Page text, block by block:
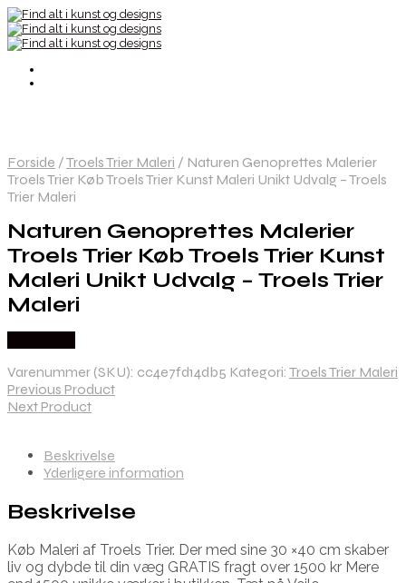
Forside /Troels Trier Maleri / Naturen Genoprettes Malerier
Troels Trier Køb Troels Trier Kunst Maleri Unikt Udvalg – Troels
Trier Maleri
Naturen Genoprettes Malerier
Troels Trier Køb Troels Trier Kunst
Maleri Unikt Udvalg – Troels Trier
Maleri
Varenummer (SKU): cc4e7fd14db5 Kategori: Troels Trier Maleri
Previous Product
Next Product
Beskrivelse
Yderligere information
Beskrivelse
Køb Maleri af Troels Trier. Der med sine 30 ×40 cm skaber
liv og dybde til din væg GRATIS fragt over 1500 kr Mere